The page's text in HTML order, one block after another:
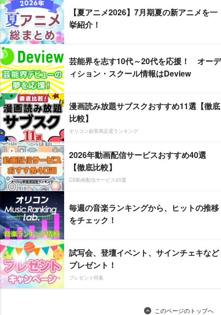
【夏アニメ2026】7月期夏の新アニメを一
挙紹介！
芸能界を志す10代～20代を応援！ オーデ
ィション・スクール情報はDeview
漫画読み放題サブスクおすすめ11選【徹底
比較】
オリコン顧客満足度ランキング
2026年動画配信サービスおすすめ40選
【徹底比較】
CS動画配信サービス20選
毎週の音楽ランキングから、ヒットの推移
をチェック！
試写会、登壇イベント、サインチェキなど
プレゼント！
プレゼント特集
このページのトップへ